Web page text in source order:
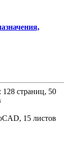
128 страниц, 50
15 листов